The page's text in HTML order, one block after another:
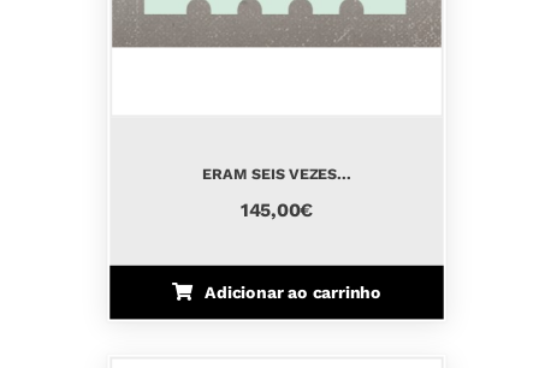
ERAM SEIS VEZES...
145,00€
Adicionar ao carrinho